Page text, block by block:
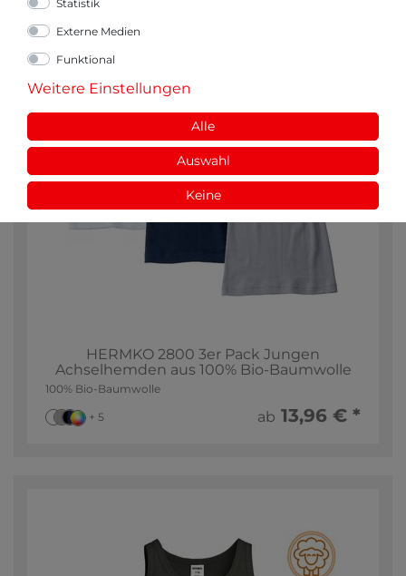
HERMKO 2800 3er Pack Jungen
Achselhemden aus 100% Bio-Baumwolle
100% Bio-Baumwolle
+ 5 ab 13,96 € *
Statistik
Externe Medien
Funktional
Weitere Einstellungen
Alle
Auswahl
Keine